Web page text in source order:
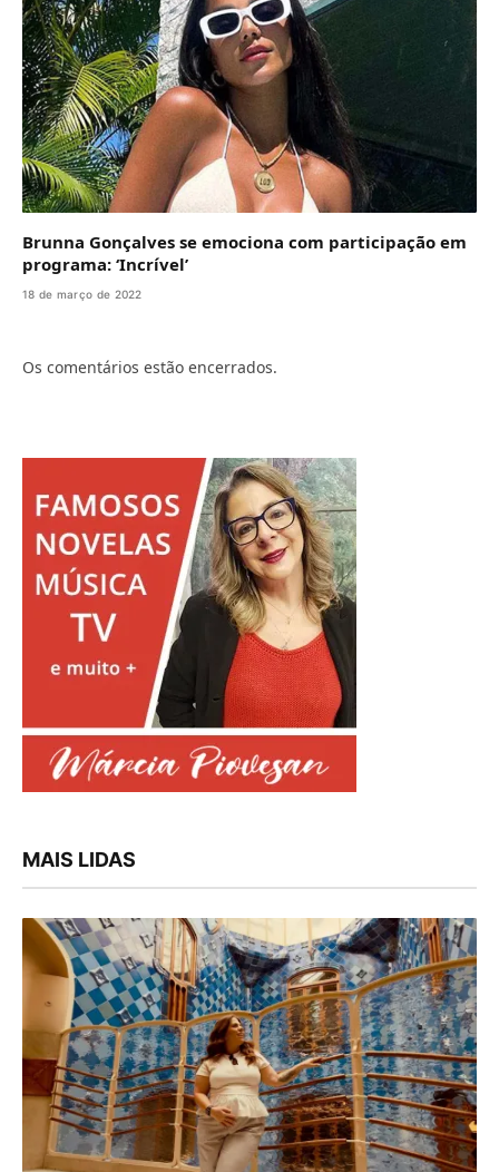
Brunna Gonçalves se emociona com participação em
programa: ‘Incrível’
18 de março de 2022
Os comentários estão encerrados.
MAIS LIDAS